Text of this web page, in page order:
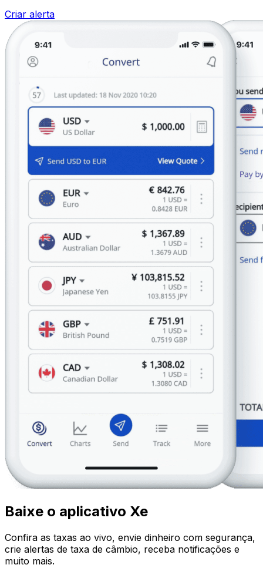
Criar alerta
Baixe o aplicativo Xe
Confira as taxas ao vivo, envie dinheiro com segurança,
crie alertas de taxa de câmbio, receba notificações e
muito mais.